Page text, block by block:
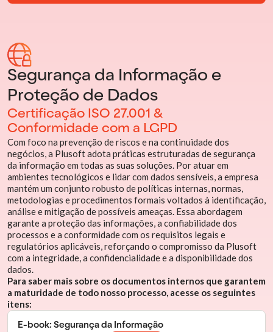
Segurança da Informação e
Proteção de Dados
Certificação ISO 27.001 &
Conformidade com a LGPD
Com foco na prevenção de riscos e na continuidade dos
negócios, a Plusoft adota práticas estruturadas de segurança
da informação em todas as suas soluções. Por atuar em
ambientes tecnológicos e lidar com dados sensíveis, a empresa
mantém um conjunto robusto de políticas internas, normas,
metodologias e procedimentos formais voltados à identificação,
análise e mitigação de possíveis ameaças. Essa abordagem
garante a proteção das informações, a confiabilidade dos
processos e a conformidade com os requisitos legais e
regulatórios aplicáveis, reforçando o compromisso da Plusoft
com a integridade, a confidencialidade e a disponibilidade dos
dados.
Para saber mais sobre os documentos internos que garantem
a maturidade de todo nosso processo, acesse os seguintes
itens:
E-book: Segurança da Informação